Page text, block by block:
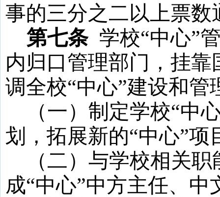
事的三分之二以上票数
第七条 学校“中心”
内归口管理部门， 挂靠
调全校“中心”建设和管
（一）制定学校“中
划，拓展新的“中心”项
（二）与学校相关
成“中心”中方主任、中